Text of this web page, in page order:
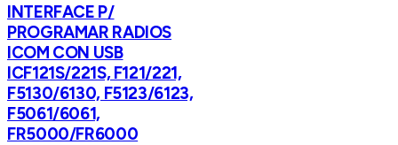
INTERFACE P/
PROGRAMAR RADIOS
ICOM CON USB
ICF121S/221S, F121/221,
F5130/6130, F5123/6123,
F5061/6061,
FR5000/FR6000